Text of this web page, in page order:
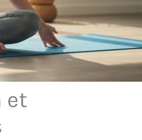
et